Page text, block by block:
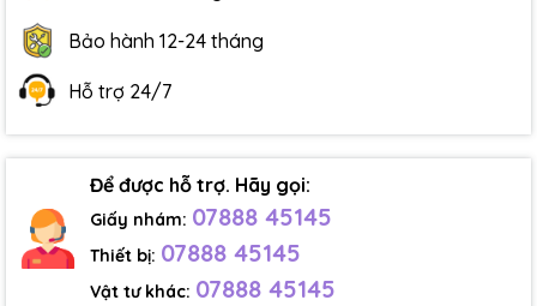
Bảo hành 12-24 tháng
Hỗ trợ 24/7
Để được hỗ trợ. Hãy gọi:
Giấy nhám: 07888 45145
Thiết bị: 07888 45145
Vật tư khác: 07888 45145